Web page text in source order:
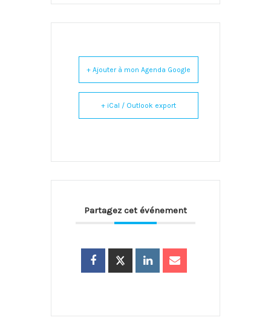
+ Ajouter à mon Agenda Google
+ iCal / Outlook export
Partagez cet événement